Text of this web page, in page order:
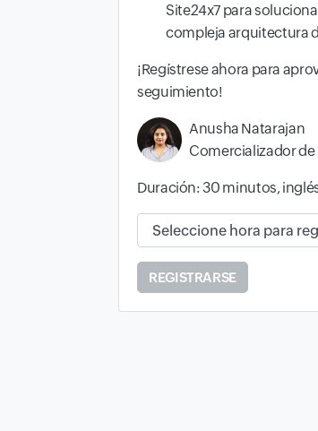
Site24x7 para
compleja arquitectura
¡Regístrese ahora para
seguimiento!
Anusha Natarajan
Comercializador
Duración: 30 minutos,
Hora disponible y zona
REGISTRARSE